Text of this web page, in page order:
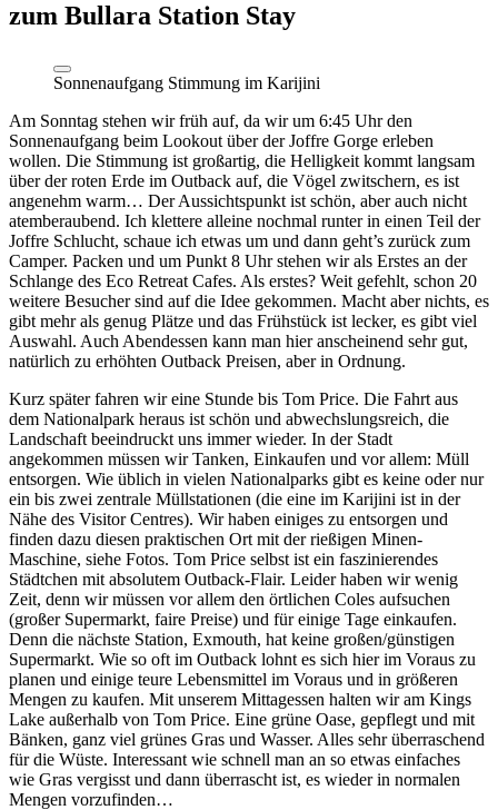
zum Bullara Station Stay
Sonnenaufgang Stimmung im Karijini
Am Sonntag stehen wir früh auf, da wir um 6:45 Uhr den
Sonnenaufgang beim Lookout über der Joffre Gorge erleben
wollen. Die Stimmung ist großartig, die Helligkeit kommt langsam
über der roten Erde im Outback auf, die Vögel zwitschern, es ist
angenehm warm… Der Aussichtspunkt ist schön, aber auch nicht
atemberaubend. Ich klettere alleine nochmal runter in einen Teil der
Joffre Schlucht, schaue ich etwas um und dann geht’s zurück zum
Camper. Packen und um Punkt 8 Uhr stehen wir als Erstes an der
Schlange des Eco Retreat Cafes. Als erstes? Weit gefehlt, schon 20
weitere Besucher sind auf die Idee gekommen. Macht aber nichts, es
gibt mehr als genug Plätze und das Frühstück ist lecker, es gibt viel
Auswahl. Auch Abendessen kann man hier anscheinend sehr gut,
natürlich zu erhöhten Outback Preisen, aber in Ordnung.
Kurz später fahren wir eine Stunde bis Tom Price. Die Fahrt aus
dem Nationalpark heraus ist schön und abwechslungsreich, die
Landschaft beeindruckt uns immer wieder. In der Stadt
angekommen müssen wir Tanken, Einkaufen und vor allem: Müll
entsorgen. Wie üblich in vielen Nationalparks gibt es keine oder nur
ein bis zwei zentrale Müllstationen (die eine im Karijini ist in der
Nähe des Visitor Centres). Wir haben einiges zu entsorgen und
finden dazu diesen praktischen Ort mit der rießigen Minen-
Maschine, siehe Fotos. Tom Price selbst ist ein faszinierendes
Städtchen mit absolutem Outback-Flair. Leider haben wir wenig
Zeit, denn wir müssen vor allem den örtlichen Coles aufsuchen
(großer Supermarkt, faire Preise) und für einige Tage einkaufen.
Denn die nächste Station, Exmouth, hat keine großen/günstigen
Supermarkt. Wie so oft im Outback lohnt es sich hier im Voraus zu
planen und einige teure Lebensmittel im Voraus und in größeren
Mengen zu kaufen. Mit unserem Mittagessen halten wir am Kings
Lake außerhalb von Tom Price. Eine grüne Oase, gepflegt und mit
Bänken, ganz viel grünes Gras und Wasser. Alles sehr überraschend
für die Wüste. Interessant wie schnell man an so etwas einfaches
wie Gras vergisst und dann überrascht ist, es wieder in normalen
Mengen vorzufinden…